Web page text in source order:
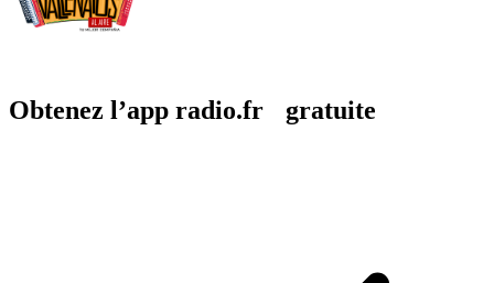
Obtenez l’app radio.fr gratuite